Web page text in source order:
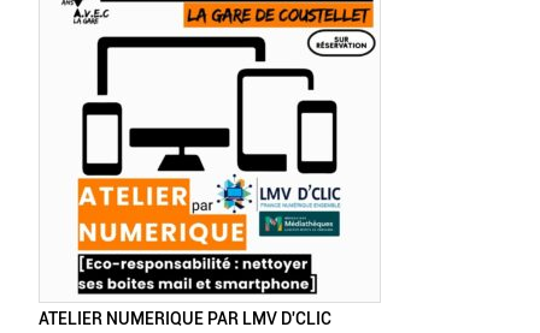
ATELIER NUMERIQUE PAR LMV D'CLIC